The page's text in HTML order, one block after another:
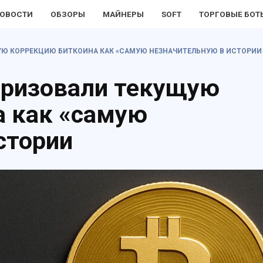
ОБЗОРЫ МАЙНЕРЫ SOFT ТОРГОВЫЕ
КОРРЕКЦИЮ БИТКОИНА КАК «САМУЮ НЕЗНАЧИТЕЛЬНУЮ В ИСТОРИИ
текущую
как «самую